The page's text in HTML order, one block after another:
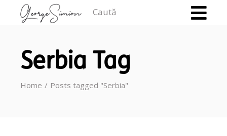
Serbia Tag
Home Posts tagged "Serbia"